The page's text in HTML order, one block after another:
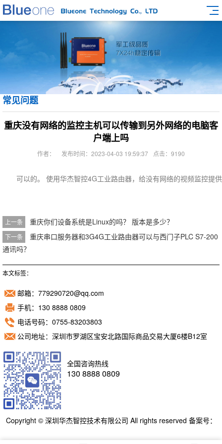
常见问题
重庆没有网络的监控主机可以传输到另外网络的电脑客
户端上吗
作者： 发布时间：2023-04-03 19:59:37 点击：9190
可以的。 使用华杰智控4G工业路由器，给没有网络的视频监控提
上一条 重庆你们设备系统是Linux的吗？ 版本是多少？
下一条
重庆串口服务器和3G4G工业路由器可以与西门子PLC S7-200
通讯吗？
本文标签：
邮箱：779290720@qq.com
手机：130 8888 0809
电话号码：0755-83203803
公司地址：深圳市罗湖区宝安北路国际商品交易大厦6楼B12室
全国咨询热线
130 8888 0809
Copyright © 深圳华杰智控技术有限公司 All rights reserved 备案号：